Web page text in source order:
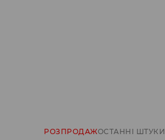
РОЗПРОДАЖОСТАННІ ШТУКИ